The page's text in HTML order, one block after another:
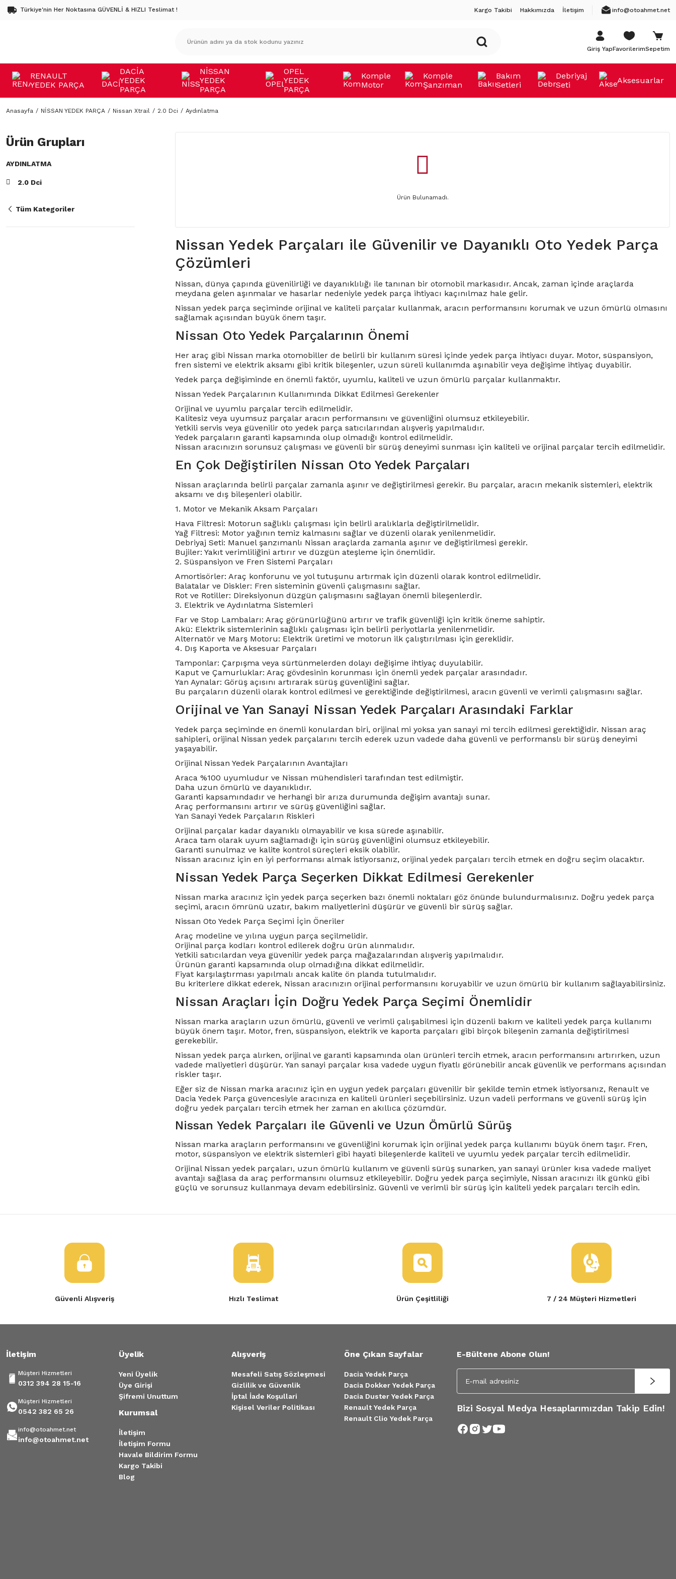
Türkiye'nin Her Noktasına GÜVENLİ & HIZLI Teslimat ! Kargo Takibi Hakkımızda İletişim info@otoahmet.net
Giriş YapFavorilerimSepetim
RENAULT
YEDEK PARÇA
DACİA
YEDEK
PARÇA
NİSSAN
YEDEK
PARÇA
OPEL
YEDEK
PARÇA
Komple
Motor
Komple
Şanzıman
Bakım
Setleri
Debriyaj
Seti
Aksesuarlar
Anasayfa NİSSAN YEDEK PARÇA Nissan Xtrail 2.0 Dci Aydınlatma
Ürün Grupları
AYDINLATMA
2.0 Dci
Tüm Kategoriler
Ürün Bulunamadı.
Nissan Yedek Parçaları ile Güvenilir ve Dayanıklı Oto Yedek Parça
Çözümleri
Nissan, dünya çapında güvenilirliği ve dayanıklılığı ile tanınan bir otomobil markasıdır. Ancak, zaman içinde araçlarda
meydana gelen aşınmalar ve hasarlar nedeniyle yedek parça ihtiyacı kaçınılmaz hale gelir.
Nissan yedek parça seçiminde orijinal ve kaliteli parçalar kullanmak, aracın performansını korumak ve uzun ömürlü olmasını
sağlamak açısından büyük önem taşır.
Nissan Oto Yedek Parçalarının Önemi
Her araç gibi Nissan marka otomobiller de belirli bir kullanım süresi içinde yedek parça ihtiyacı duyar. Motor, süspansiyon,
fren sistemi ve elektrik aksamı gibi kritik bileşenler, uzun süreli kullanımda aşınabilir veya değişime ihtiyaç duyabilir.
Yedek parça değişiminde en önemli faktör, uyumlu, kaliteli ve uzun ömürlü parçalar kullanmaktır.
Nissan Yedek Parçalarının Kullanımında Dikkat Edilmesi Gerekenler
Orijinal ve uyumlu parçalar tercih edilmelidir.
Kalitesiz veya uyumsuz parçalar aracın performansını ve güvenliğini olumsuz etkileyebilir.
Yetkili servis veya güvenilir oto yedek parça satıcılarından alışveriş yapılmalıdır.
Yedek parçaların garanti kapsamında olup olmadığı kontrol edilmelidir.
Nissan aracınızın sorunsuz çalışması ve güvenli bir sürüş deneyimi sunması için kaliteli ve orijinal parçalar tercih edilmelidir.
En Çok Değiştirilen Nissan Oto Yedek Parçaları
Nissan araçlarında belirli parçalar zamanla aşınır ve değiştirilmesi gerekir. Bu parçalar, aracın mekanik sistemleri, elektrik
aksamı ve dış bileşenleri olabilir.
1. Motor ve Mekanik Aksam Parçaları
Hava Filtresi: Motorun sağlıklı çalışması için belirli aralıklarla değiştirilmelidir.
Yağ Filtresi: Motor yağının temiz kalmasını sağlar ve düzenli olarak yenilenmelidir.
Debriyaj Seti: Manuel şanzımanlı Nissan araçlarda zamanla aşınır ve değiştirilmesi gerekir.
Bujiler: Yakıt verimliliğini artırır ve düzgün ateşleme için önemlidir.
2. Süspansiyon ve Fren Sistemi Parçaları
Amortisörler: Araç konforunu ve yol tutuşunu artırmak için düzenli olarak kontrol edilmelidir.
Balatalar ve Diskler: Fren sisteminin güvenli çalışmasını sağlar.
Rot ve Rotiller: Direksiyonun düzgün çalışmasını sağlayan önemli bileşenlerdir.
3. Elektrik ve Aydınlatma Sistemleri
Far ve Stop Lambaları: Araç görünürlüğünü artırır ve trafik güvenliği için kritik öneme sahiptir.
Akü: Elektrik sistemlerinin sağlıklı çalışması için belirli periyotlarla yenilenmelidir.
Alternatör ve Marş Motoru: Elektrik üretimi ve motorun ilk çalıştırılması için gereklidir.
4. Dış Kaporta ve Aksesuar Parçaları
Tamponlar: Çarpışma veya sürtünmelerden dolayı değişime ihtiyaç duyulabilir.
Kaput ve Çamurluklar: Araç gövdesinin korunması için önemli yedek parçalar arasındadır.
Yan Aynalar: Görüş açısını artırarak sürüş güvenliğini sağlar.
Bu parçaların düzenli olarak kontrol edilmesi ve gerektiğinde değiştirilmesi, aracın güvenli ve verimli çalışmasını sağlar.
Orijinal ve Yan Sanayi Nissan Yedek Parçaları Arasındaki Farklar
Yedek parça seçiminde en önemli konulardan biri, orijinal mi yoksa yan sanayi mi tercih edilmesi gerektiğidir. Nissan araç
sahipleri, orijinal Nissan yedek parçalarını tercih ederek uzun vadede daha güvenli ve performanslı bir sürüş deneyimi
yaşayabilir.
Orijinal Nissan Yedek Parçalarının Avantajları
Araca %100 uyumludur ve Nissan mühendisleri tarafından test edilmiştir.
Daha uzun ömürlü ve dayanıklıdır.
Garanti kapsamındadır ve herhangi bir arıza durumunda değişim avantajı sunar.
Araç performansını artırır ve sürüş güvenliğini sağlar.
Yan Sanayi Yedek Parçaların Riskleri
Orijinal parçalar kadar dayanıklı olmayabilir ve kısa sürede aşınabilir.
Araca tam olarak uyum sağlamadığı için sürüş güvenliğini olumsuz etkileyebilir.
Garanti sunulmaz ve kalite kontrol süreçleri eksik olabilir.
Nissan aracınız için en iyi performansı almak istiyorsanız, orijinal yedek parçaları tercih etmek en doğru seçim olacaktır.
Nissan Yedek Parça Seçerken Dikkat Edilmesi Gerekenler
Nissan marka aracınız için yedek parça seçerken bazı önemli noktaları göz önünde bulundurmalısınız. Doğru yedek parça
seçimi, aracın ömrünü uzatır, bakım maliyetlerini düşürür ve güvenli bir sürüş sağlar.
Nissan Oto Yedek Parça Seçimi İçin Öneriler
Araç modeline ve yılına uygun parça seçilmelidir.
Orijinal parça kodları kontrol edilerek doğru ürün alınmalıdır.
Yetkili satıcılardan veya güvenilir yedek parça mağazalarından alışveriş yapılmalıdır.
Ürünün garanti kapsamında olup olmadığına dikkat edilmelidir.
Fiyat karşılaştırması yapılmalı ancak kalite ön planda tutulmalıdır.
Bu kriterlere dikkat ederek, Nissan aracınızın orijinal performansını koruyabilir ve uzun ömürlü bir kullanım sağlayabilirsiniz.
Nissan Araçları İçin Doğru Yedek Parça Seçimi Önemlidir
Nissan marka araçların uzun ömürlü, güvenli ve verimli çalışabilmesi için düzenli bakım ve kaliteli yedek parça kullanımı
büyük önem taşır. Motor, fren, süspansiyon, elektrik ve kaporta parçaları gibi birçok bileşenin zamanla değiştirilmesi
gerekebilir.
Nissan yedek parça alırken, orijinal ve garanti kapsamında olan ürünleri tercih etmek, aracın performansını artırırken, uzun
vadede maliyetleri düşürür. Yan sanayi parçalar kısa vadede uygun fiyatlı görünebilir ancak güvenlik ve performans açısından
riskler taşır.
Eğer siz de Nissan marka aracınız için en uygun yedek parçaları güvenilir bir şekilde temin etmek istiyorsanız, Renault ve
Dacia Yedek Parça güvencesiyle aracınıza en kaliteli ürünleri seçebilirsiniz. Uzun vadeli performans ve güvenli sürüş için
doğru yedek parçaları tercih etmek her zaman en akıllıca çözümdür.
Nissan Yedek Parçaları ile Güvenli ve Uzun Ömürlü Sürüş
Nissan marka araçların performansını ve güvenliğini korumak için orijinal yedek parça kullanımı büyük önem taşır. Fren,
motor, süspansiyon ve elektrik sistemleri gibi hayati bileşenlerde kaliteli ve uyumlu yedek parçalar tercih edilmelidir.
Orijinal Nissan yedek parçaları, uzun ömürlü kullanım ve güvenli sürüş sunarken, yan sanayi ürünler kısa vadede maliyet
avantajı sağlasa da araç performansını olumsuz etkileyebilir. Doğru yedek parça seçimiyle, Nissan aracınızı ilk günkü gibi
güçlü ve sorunsuz kullanmaya devam edebilirsiniz. Güvenli ve verimli bir sürüş için kaliteli yedek parçaları tercih edin.
Güvenli Alışveriş Hızlı Teslimat Ürün Çeşitliliği 7 / 24 Müşteri Hizmetleri
İletişim
Müşteri Hizmetleri
0312 394 28 15-16
Müşteri Hizmetleri
0542 382 65 26
info@otoahmet.net
info@otoahmet.net
Üyelik
Yeni Üyelik
Üye Girişi
Şifremi Unuttum
Kurumsal
İletişim
İletişim Formu
Havale Bildirim Formu
Kargo Takibi
Blog
Alışveriş
Mesafeli Satış Sözleşmesi
Gizlilik ve Güvenlik
İptal İade Koşullari
Kişisel Veriler Politikası
Öne Çıkan Sayfalar
Dacia Yedek Parça
Dacia Dokker Yedek Parça
Dacia Duster Yedek Parça
Renault Yedek Parça
Renault Clio Yedek Parça
E-Bültene Abone Olun!
Bizi Sosyal Medya Hesaplarımızdan Takip Edin!